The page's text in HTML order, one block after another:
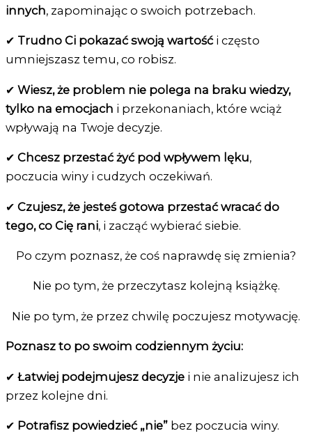
innych, zapominając o swoich potrzebach.
✔ Trudno Ci pokazać swoją wartośći często
umniejszasz temu, co robisz.
✔ Wiesz, że problem nie polega na braku wiedzy,
tylko na emocjach i przekonaniach, które wciąż
wpływają na Twoje decyzje.
✔ Chcesz przestać żyć pod wpływem lęku,
poczucia winy i cudzych oczekiwań.
✔ Czujesz, że jesteś gotowa przestać wracać do
tego, co Cię rani, i zacząć wybierać siebie.
Po czym poznasz, że coś naprawdę się zmienia?
Nie po tym, że przeczytasz kolejną książkę.
Nie po tym, że przez chwilę poczujesz motywację.
Poznasz to po swoim codziennym życiu:
✔ Łatwiej podejmujesz decyzje i nie analizujesz ich
przez kolejne dni.
✔ Potrafisz powiedzieć „nie” bez poczucia winy.